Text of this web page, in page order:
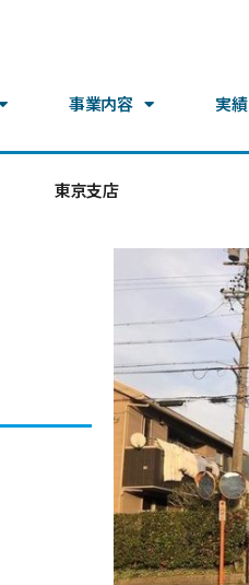
事業内容 実績
東京支店